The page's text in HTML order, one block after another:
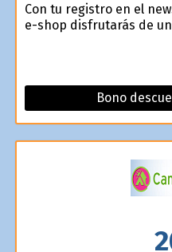
Con tu registro en el
e-shop disfrutarás de
Bono